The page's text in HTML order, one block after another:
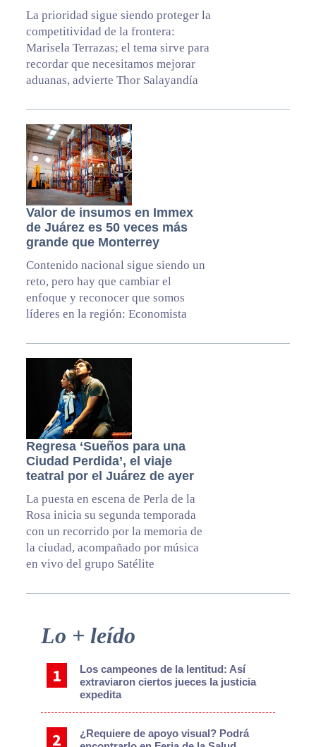
La prioridad sigue siendo proteger la
competitividad de la frontera:
Marisela Terrazas; el tema sirve para
recordar que necesitamos mejorar
aduanas, advierte Thor Salayandía
Valor de insumos en Immex
de Juárez es 50 veces más
grande que Monterrey
Contenido nacional sigue siendo un
reto, pero hay que cambiar el
enfoque y reconocer que somos
líderes en la región: Economista
Regresa ‘Sueños para una
Ciudad Perdida’, el viaje
teatral por el Juárez de ayer
La puesta en escena de Perla de la
Rosa inicia su segunda temporada
con un recorrido por la memoria de
la ciudad, acompañado por música
en vivo del grupo Satélite
Primary
Sidebar
Lo + leído
Los campeones de la lentitud: Así
extraviaron ciertos jueces la justicia
expedita
¿Requiere de apoyo visual? Podrá